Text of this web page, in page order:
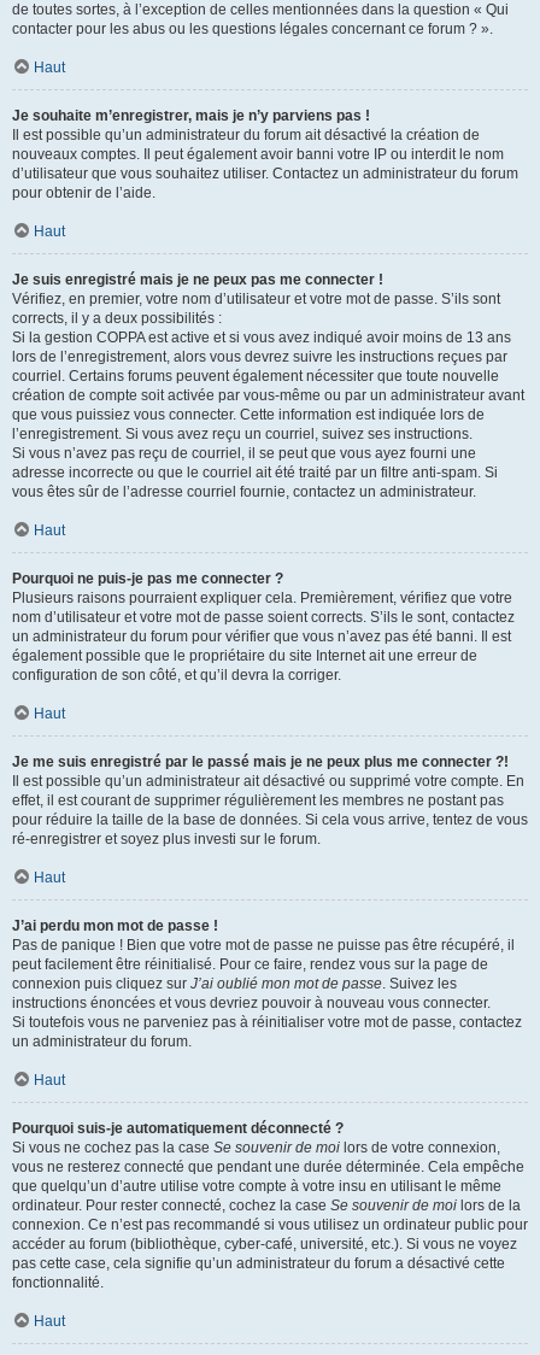
de toutes sortes, à l’exception de celles mentionnées dans la question « Qui
contacter pour les abus ou les questions légales concernant ce forum ? ».
Haut
Je souhaite m’enregistrer, mais je n’y parviens pas !
Il est possible qu’un administrateur du forum ait désactivé la création de
nouveaux comptes. Il peut également avoir banni votre IP ou interdit le nom
d’utilisateur que vous souhaitez utiliser. Contactez un administrateur du forum
pour obtenir de l’aide.
Haut
Je suis enregistré mais je ne peux pas me connecter !
Vérifiez, en premier, votre nom d’utilisateur et votre mot de passe. S’ils sont
corrects, il y a deux possibilités :
Si la gestion COPPA est active et si vous avez indiqué avoir moins de 13 ans
lors de l’enregistrement, alors vous devrez suivre les instructions reçues par
courriel. Certains forums peuvent également nécessiter que toute nouvelle
création de compte soit activée par vous-même ou par un administrateur avant
que vous puissiez vous connecter. Cette information est indiquée lors de
l’enregistrement. Si vous avez reçu un courriel, suivez ses instructions.
Si vous n’avez pas reçu de courriel, il se peut que vous ayez fourni une
adresse incorrecte ou que le courriel ait été traité par un filtre anti-spam. Si
vous êtes sûr de l’adresse courriel fournie, contactez un administrateur.
Haut
Pourquoi ne puis-je pas me connecter ?
Plusieurs raisons pourraient expliquer cela. Premièrement, vérifiez que votre
nom d’utilisateur et votre mot de passe soient corrects. S’ils le sont, contactez
un administrateur du forum pour vérifier que vous n’avez pas été banni. Il est
également possible que le propriétaire du site Internet ait une erreur de
configuration de son côté, et qu’il devra la corriger.
Haut
Je me suis enregistré par le passé mais je ne peux plus me connecter ?!
Il est possible qu’un administrateur ait désactivé ou supprimé votre compte. En
effet, il est courant de supprimer régulièrement les membres ne postant pas
pour réduire la taille de la base de données. Si cela vous arrive, tentez de vous
ré-enregistrer et soyez plus investi sur le forum.
Haut
J’ai perdu mon mot de passe !
Pas de panique ! Bien que votre mot de passe ne puisse pas être récupéré, il
peut facilement être réinitialisé. Pour ce faire, rendez vous sur la page de
connexion puis cliquez sur J’ai oublié mon mot de passe. Suivez les
instructions énoncées et vous devriez pouvoir à nouveau vous connecter.
Si toutefois vous ne parveniez pas à réinitialiser votre mot de passe, contactez
un administrateur du forum.
Haut
Pourquoi suis-je automatiquement déconnecté ?
Si vous ne cochez pas la case Se souvenir de moi lors de votre connexion,
vous ne resterez connecté que pendant une durée déterminée. Cela empêche
que quelqu’un d’autre utilise votre compte à votre insu en utilisant le même
ordinateur. Pour rester connecté, cochez la case Se souvenir de moi lors de la
connexion. Ce n’est pas recommandé si vous utilisez un ordinateur public pour
accéder au forum (bibliothèque, cyber-café, université, etc.). Si vous ne voyez
pas cette case, cela signifie qu’un administrateur du forum a désactivé cette
fonctionnalité.
Haut